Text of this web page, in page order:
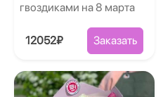
гвоздиками на 8 марта
12052₽ Заказать